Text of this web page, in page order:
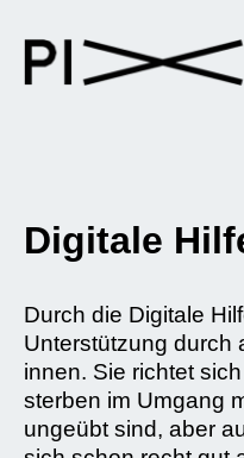
Digitale
Durch die Digitale
Unterstützung durch
innen. Sie richtet
sterben im Umgang
ungeübt sind, aber